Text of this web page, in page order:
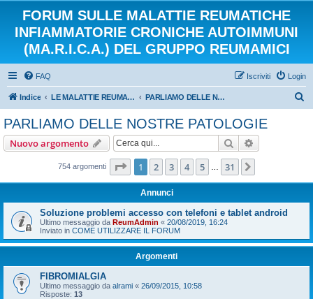
FORUM SULLE MALATTIE REUMATICHE
INFIAMMATORIE CRONICHE AUTOIMMUNI
(MA.R.I.C.A.) DEL GRUPPO REUMAMICI
FAQ Login
Iscriviti
Indice LE MALATTIE REUMATICHE INFIAMMATORIE CRONICHE AUTOIMMUNI PARLIAMO DELLE NOSTRE PATOLOGIE
PARLIAMO DELLE NOSTRE PATOLOGIE
Nuovo argomento Cerca
754 argomenti Pagina di 31
1 2 3 4 5 31
Annunci
Soluzione problemi accesso con telefoni e tablet android
Ultimo messaggio da ReumAdmin « 20/08/2019, 16:24
Inviato in COME UTILIZZARE IL FORUM
Argomenti
FIBROMIALGIA
Ultimo messaggio da alrami « 26/09/2015, 10:58
Risposte: 13